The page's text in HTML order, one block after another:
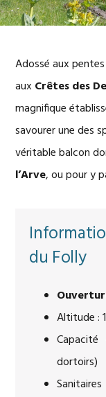
Adossé aux
aux Crêtes des
magnifique
savourer une des
véritable balcon
l’Arve, ou pour y
du Folly
Altitude :
dortoirs)